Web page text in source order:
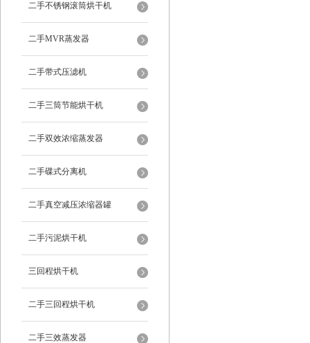
二手不锈钢滚筒烘干机
二手MVR蒸发器
二手带式压滤机
二手三筒节能烘干机
二手双效浓缩蒸发器
二手碟式分离机
二手真空减压浓缩器罐
二手污泥烘干机
三回程烘干机
二手三回程烘干机
二手三效蒸发器